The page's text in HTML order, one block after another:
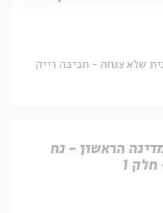
שלא צנחה - חביבה רייק
הראשון - נח
1